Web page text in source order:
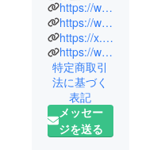
優・モデ
ル・歌手を
目指すタレ
ントが所属
していま
す。
海汐プロダ
クションは
https://www.umi-pro.com/
https://www.instagram.com/umipro2006/
https://x.com/umishio_pro?s=21
https://www.instagram.com/hanabi_up/
特定商取引
法に基づく
表記
メッセー
ジを送る